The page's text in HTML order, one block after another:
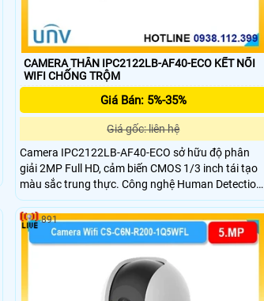
CAMERA THÂN IPC2122LB-AF40-ECO KẾT NỐI
WIFI CHỐNG TRỘM
Giá Bán: 5%-35%
Giá gốc: liên hệ
Camera IPC2122LB-AF40-ECO sở hữu độ phân
giải 2MP Full HD, cảm biến CMOS 1/3 inch tái tạo
màu sắc trung thực. Công nghệ Human Detection
2.0 giúp nhận diện chính xác con người, hạn chế
báo động giả hiệu quả. Chuẩn nén Ultra265/
tiết kiệm băng thông và dung lượng lưu trữ đáng
kể.
891